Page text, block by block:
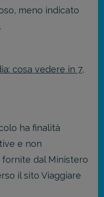
meno indicato
cosa vedere in 7,
ha finalità
e non
dal Ministero
il sito Viaggiare